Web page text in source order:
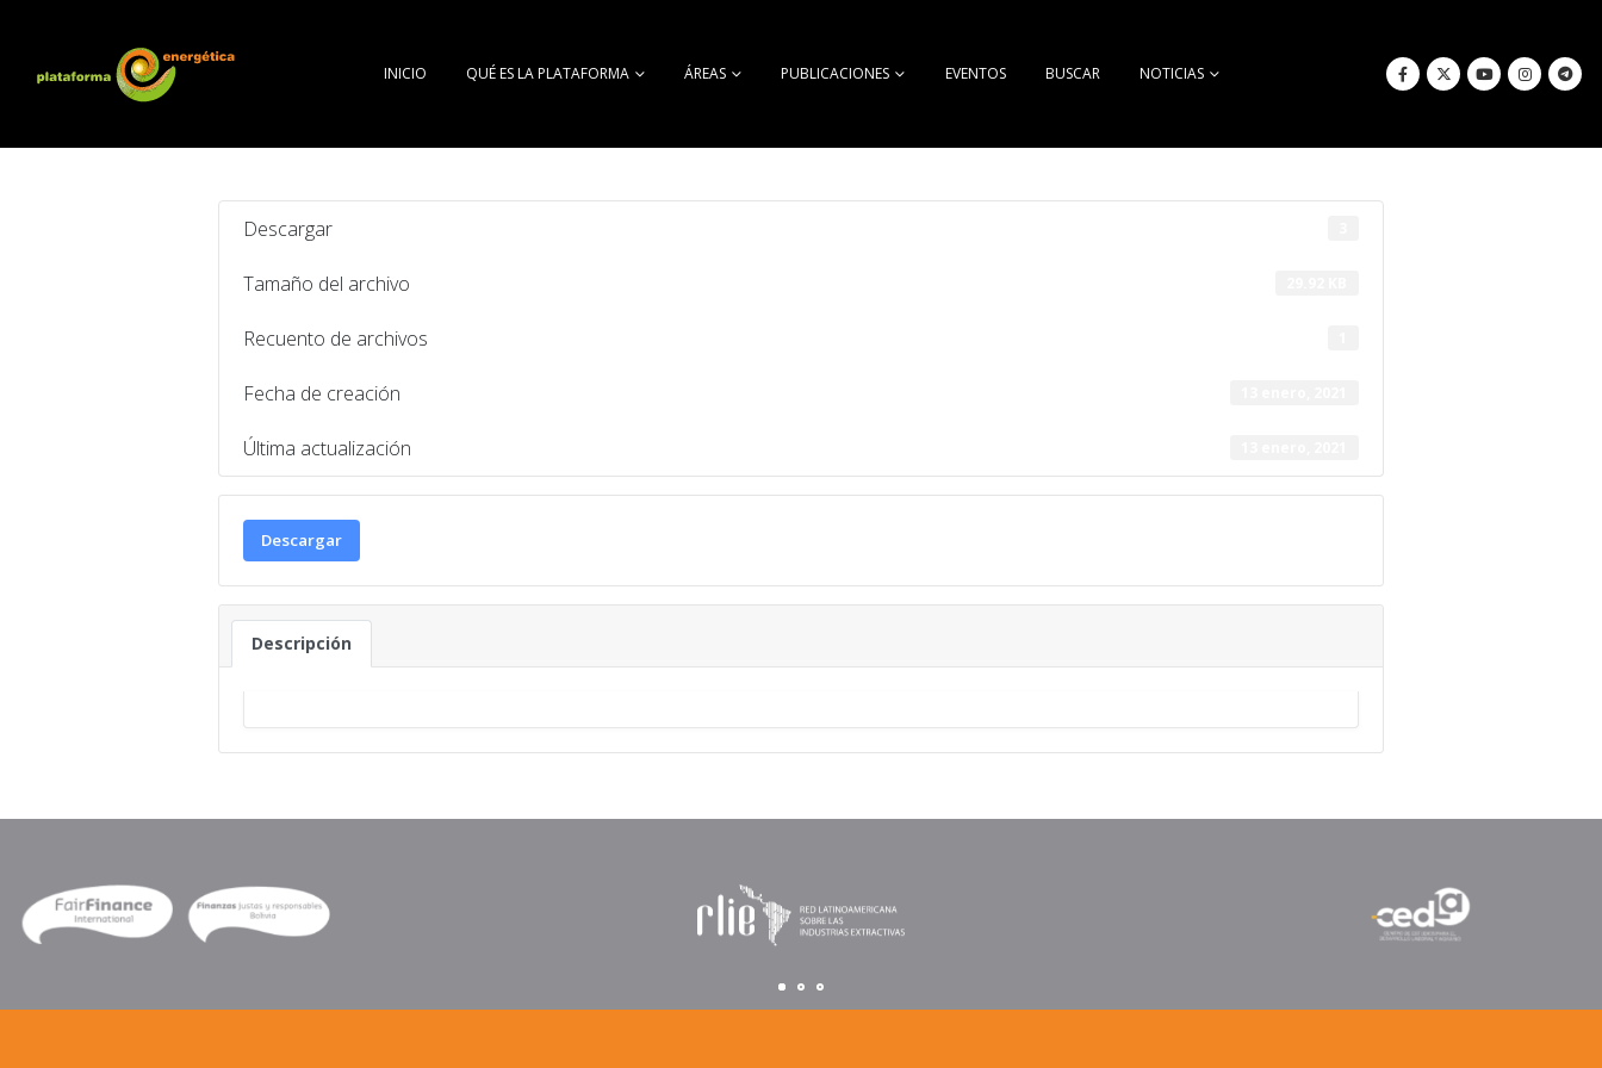
INICIO QUÉ ES LA PLATAFORMA ÁREAS PUBLICACIONES EVENTOS BUSCAR NOTICIAS
Descargar
Tamaño del archivo
Recuento de archivos
Fecha de creación
Última actualización
Descargar
Descripción